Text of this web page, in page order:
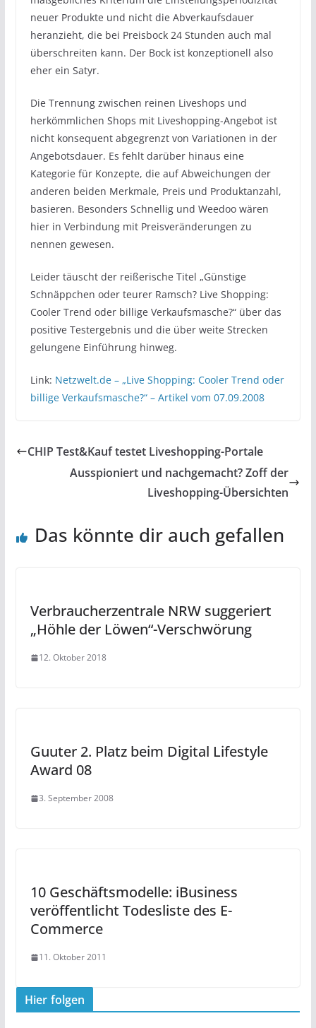
neuer Produkte und nicht die Abverkaufsdauer
heranzieht, die bei Preisbock 24 Stunden auch mal
überschreiten kann. Der Bock ist konzeptionell also
eher ein Satyr.
Die Trennung zwischen reinen Liveshops und
herkömmlichen Shops mit Liveshopping-Angebot ist
nicht konsequent abgegrenzt von Variationen in der
Angebotsdauer. Es fehlt darüber hinaus eine
Kategorie für Konzepte, die auf Abweichungen der
anderen beiden Merkmale, Preis und Produktanzahl,
basieren. Besonders Schnellig und Weedoo wären
hier in Verbindung mit Preisveränderungen zu
nennen gewesen.
Leider täuscht der reißerische Titel „Günstige
Schnäppchen oder teurer Ramsch? Live Shopping:
Cooler Trend oder billige Verkaufsmasche?“ über das
positive Testergebnis und die über weite Strecken
gelungene Einführung hinweg.
Link: Netzwelt.de – „Live Shopping: Cooler Trend oder
billige Verkaufsmasche?“ – Artikel vom 07.09.2008
CHIP Test&Kauf testet Liveshopping-Portale
Ausspioniert und nachgemacht? Zoff der
Liveshopping-Übersichten
Das könnte dir auch gefallen
Verbraucherzentrale NRW suggeriert
„Höhle der Löwen“-Verschwörung
12. Oktober 2018
Guuter 2. Platz beim Digital Lifestyle
Award 08
3. September 2008
10 Geschäftsmodelle: iBusiness
veröffentlicht Todesliste des E-
Commerce
11. Oktober 2011
Hier folgen